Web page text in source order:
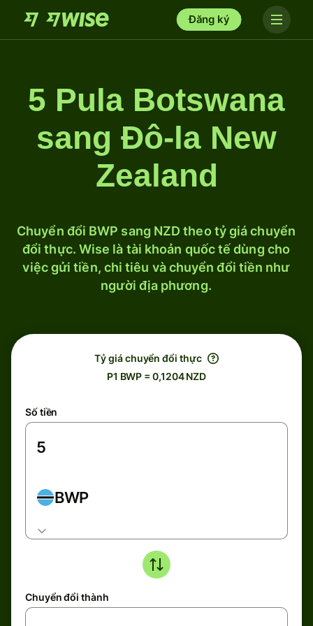
Đăng ký
5 Pula Botswana
sang Đô-la New
Zealand
Chuyển đổi BWP sang NZD theo tỷ giá chuyển
đổi thực. Wise là tài khoản quốc tế dùng cho
việc gửi tiền, chi tiêu và chuyển đổi tiền như
người địa phương.
Tỷ giá chuyển đổi thực
P1 BWP = 0,1204 NZD
Số tiền
BWP
Chuyển đổi thành